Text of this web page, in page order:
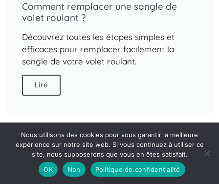
Comment remplacer une sangle de
volet roulant ?
Découvrez toutes les étapes simples et
efficaces pour remplacer facilement la
sangle de votre volet roulant.
Lire
Nous utilisons des cookies pour vous garantir la meilleure
expérience sur notre site web. Si vous continuez à utiliser ce
site, nous supposerons que vous en êtes satisfait.
OK
Non Politique de confidentialité